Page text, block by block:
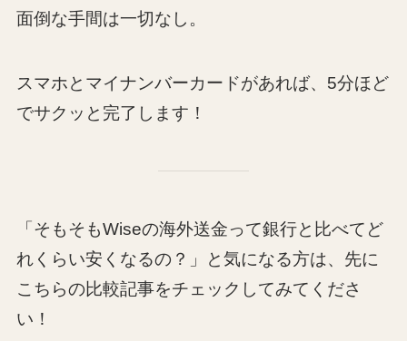
面倒な手間は一切なし。
スマホとマイナンバーカードがあれば、5分ほど
でサクッと完了します！
「そもそもWiseの海外送金って銀行と比べてど
れくらい安くなるの？」と気になる方は、先に
こちらの比較記事をチェックしてみてくださ
い！